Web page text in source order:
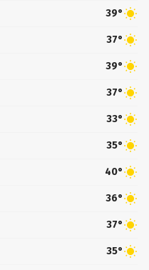
39°
37°
39°
37°
33°
35°
40°
36°
37°
35°